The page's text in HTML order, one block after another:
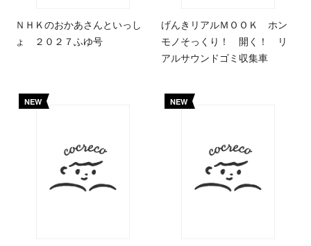
ＮＨＫのおかあさんといっし
ょ ２０２７ふゆ号
げんきリアルＭＯＯＫ ホン
モノそっくり！ 開く！ リ
アルサウンドゴミ収集車
NEW NEW